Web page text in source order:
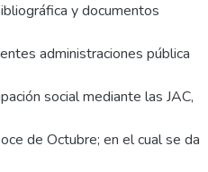
y documentos
administraciones pública
social mediante las JAC,
de Octubre; en el cual se da